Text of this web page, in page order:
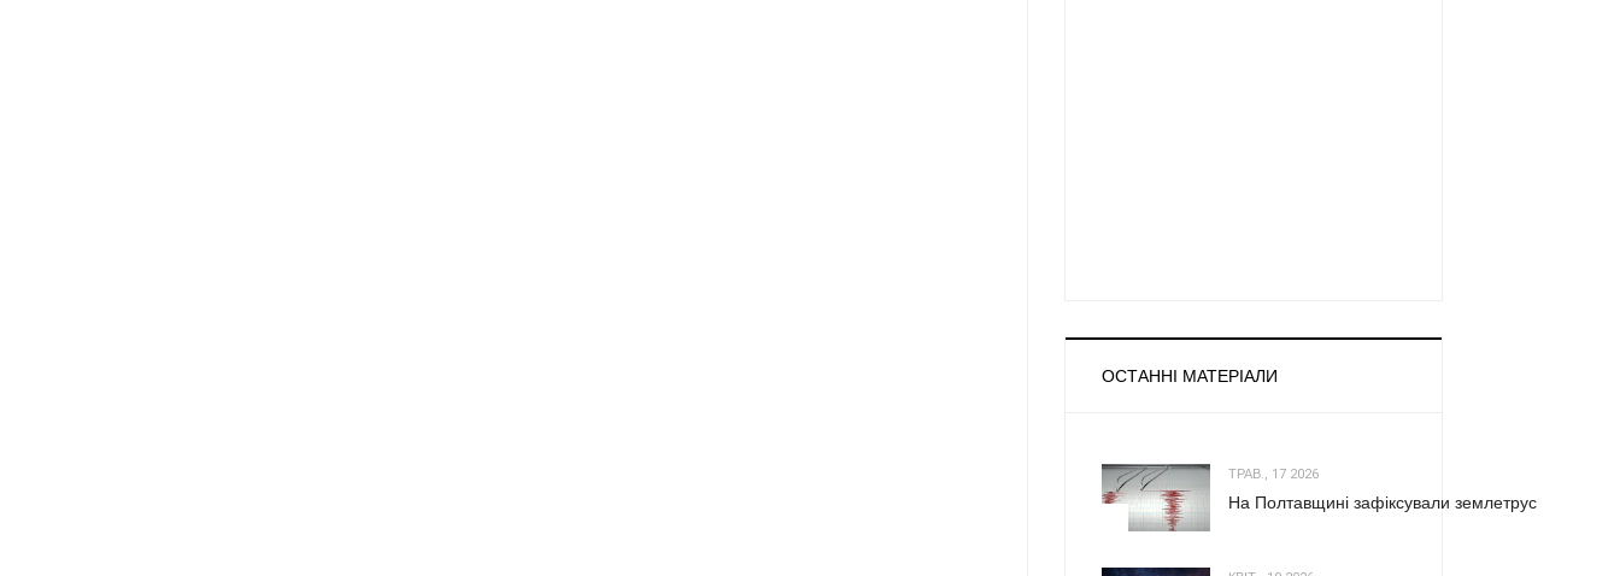
ОСТАННІ МАТЕРІАЛИ
ТРАВ., 17 2026
На Полтавщині зафіксували землетрус